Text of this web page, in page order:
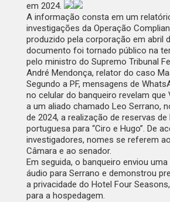
em 2024.
A informação consta em um
investigações da Operação
produzido pela corporação em abril
documento foi tornado público na
pelo ministro do Supremo Tribunal
André Mendonça, relator do caso
Segundo a PF, mensagens de
no celular do banqueiro revelam
a um aliado chamado Leo Serrano,
de 2024, a realização de reservas
portuguesa para “Ciro e Hugo”. De
investigadores, nomes se referem
Câmara e ao senador.
Em seguida, o banqueiro enviou
áudio para Serrano e demonstrou
a privacidade do Hotel Four
para a hospedagem.